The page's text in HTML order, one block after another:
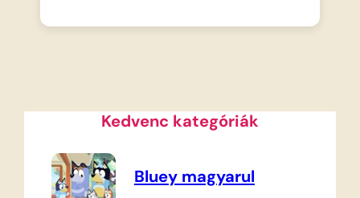
Kedvenc kategóriák
Bluey magyarul